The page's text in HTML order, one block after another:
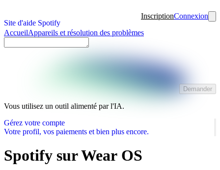
Site d'aide Spotify
InscriptionConnexion
AccueilAppareils et résolution des problèmes
Demander
Vous utilisez un outil alimenté par l'IA.
Gérez votre compte
Votre profil, vos paiements et bien plus encore.
Spotify sur Wear OS